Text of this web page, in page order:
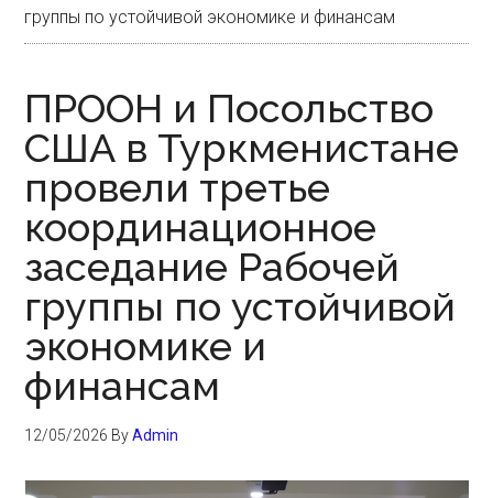
группы по устойчивой экономике и финансам
ПРООН и Посольство
США в Туркменистане
провели третье
координационное
заседание Рабочей
группы по устойчивой
экономике и
финансам
12/05/2026 ByAdmin